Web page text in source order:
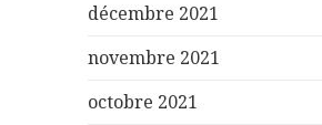
décembre 2021
novembre 2021
octobre 2021